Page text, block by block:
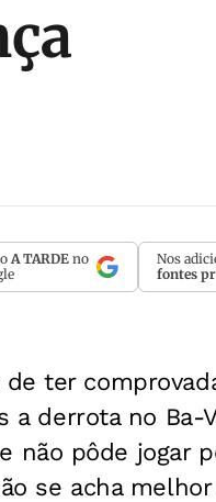
A TARDE no
Nos
fontes
ter
derrota no Ba-
não pôde jogar
se acha